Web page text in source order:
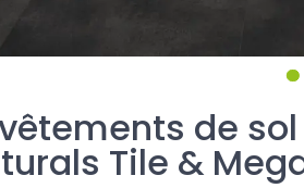
de sol
Tile &